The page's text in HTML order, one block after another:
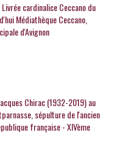
cardinalice Ceccano du
Médiathèque Ceccano,
d'Avignon
Chirac (1932-2019) au
sépulture de l'ancien
française - XIVème